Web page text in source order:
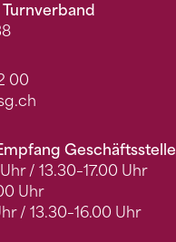
00
Geschäftsstelle
/ 13.30–17.00 Uhr
Uhr
/ 13.30–16.00 Uhr